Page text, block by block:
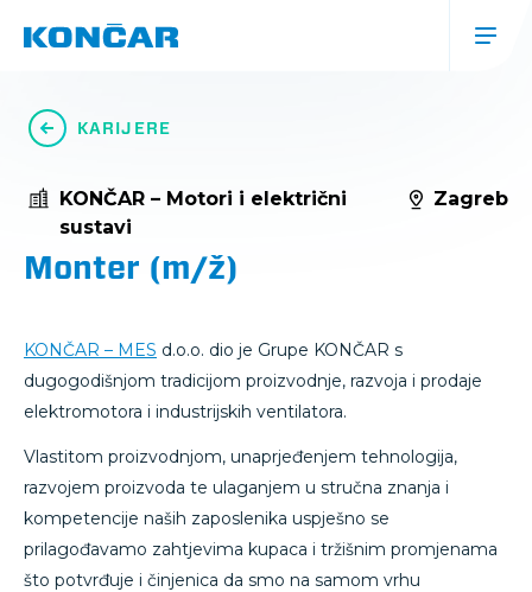
navigacija
KARIJERE
KONČAR – Motori i električni
sustavi
Zagreb
Monter (m/ž)
KONČAR – MES d.o.o. dio je Grupe KONČAR s
dugogodišnjom tradicijom proizvodnje, razvoja i prodaje
elektromotora i industrijskih ventilatora.
Vlastitom proizvodnjom, unaprjeđenjem tehnologija,
razvojem proizvoda te ulaganjem u stručna znanja i
kompetencije naših zaposlenika uspješno se
prilagođavamo zahtjevima kupaca i tržišnim promjenama
što potvrđuje i činjenica da smo na samom vrhu